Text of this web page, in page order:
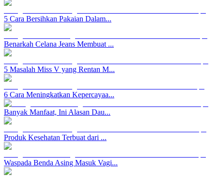
5 Cara Bersihkan Pakaian Dalam...
Benarkah Celana Jeans Membuat ...
5 Masalah Miss V yang Rentan M...
6 Cara Meningkatkan Kepercayaa...
Banyak Manfaat, Ini Alasan Dau...
Produk Kesehatan Terbuat dari ...
Waspada Benda Asing Masuk Vagi...